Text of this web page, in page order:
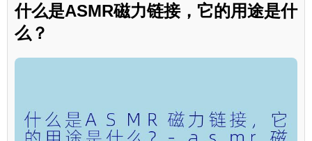
什么是ASMR磁力链接，它的用途是什
么？